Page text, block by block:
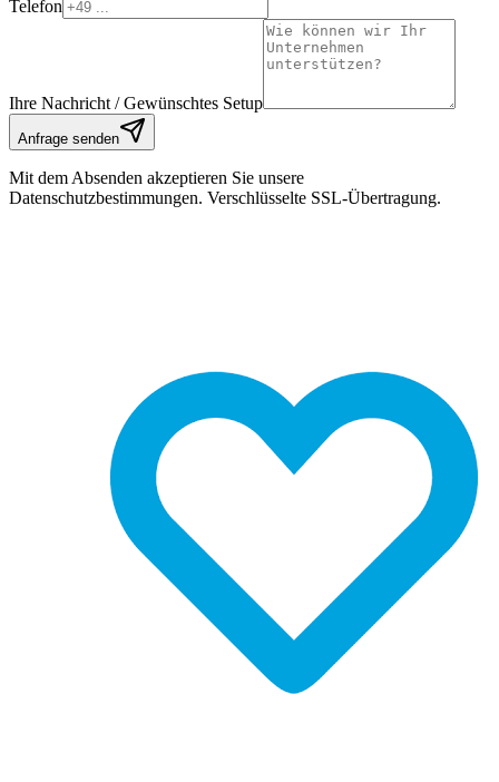
Telefon
Ihre Nachricht / Gewünschtes Setup
Anfrage senden
Mit dem Absenden akzeptieren Sie unsere
Datenschutzbestimmungen. Verschlüsselte SSL-Übertragung.